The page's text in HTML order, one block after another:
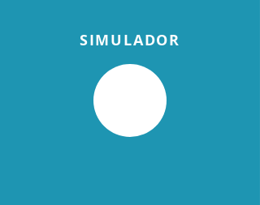
SIMULADOR